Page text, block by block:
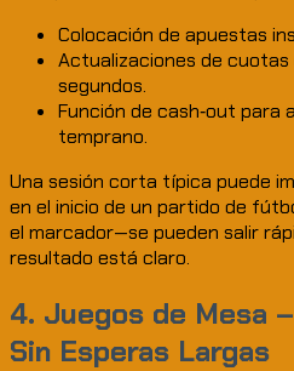
Colocación de apuestas
Actualizaciones de cuotas
segundos.
Función de cash‑out para
temprano.
Una sesión corta típica puede
en el inicio de un partido de
el marcador—se pueden salir
resultado está claro.
4. Juegos de Mesa
Sin Esperas Largas